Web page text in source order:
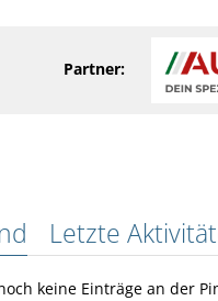
Partner:
Letzte
keine Einträge an der